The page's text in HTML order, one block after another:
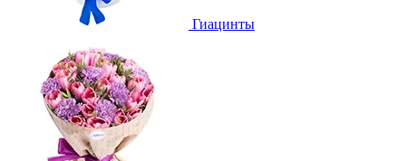
Гиацинты